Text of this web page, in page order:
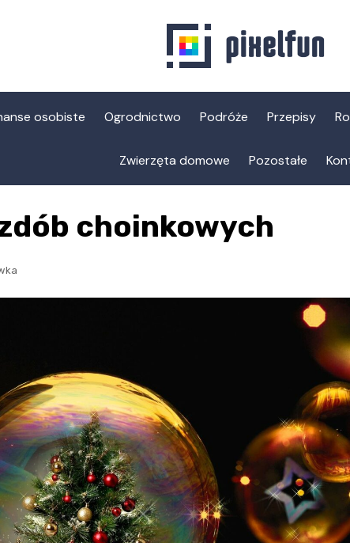
osobiste Ogrodnictwo Podróże Przepisy
Zwierzęta domowe Pozostałe
choinkowych